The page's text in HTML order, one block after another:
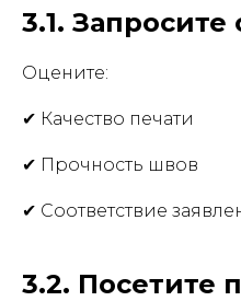
3.1. Запросите
Оцените:
✔ Качество печати
✔ Прочность швов
✔ Соответствие
3.2. Посетите